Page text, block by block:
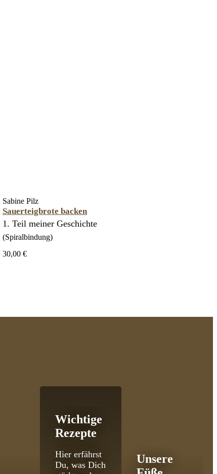
Sabine Pilz
Sauerteigbrote backen
1. Teil meiner Geschichte
(Spiralbindung)
30,00 €
Wichtige
Rezepte
Hier erfährst
Du, was Dich
Unsere